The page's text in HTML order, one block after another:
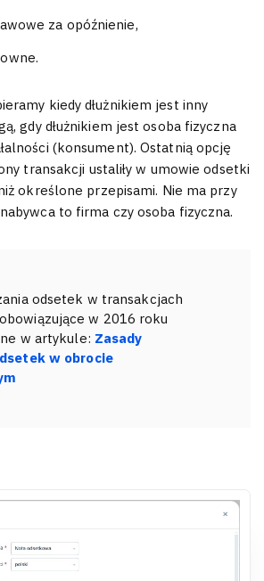
za opóźnienie,
kiedy dłużnikiem jest inny
gdy dłużnikiem jest osoba fizyczna
(konsument). Ostatnią opcję
transakcji ustaliły w umowie odsetki
określone przepisami. Nie ma przy
to firma czy osoba fizyczna.
odsetek w transakcjach
w 2016 roku
w artykule: Zasady
w obrocie